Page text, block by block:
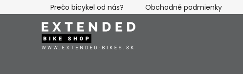
na
Prečo bicykel od nás? Obchodné podmienky